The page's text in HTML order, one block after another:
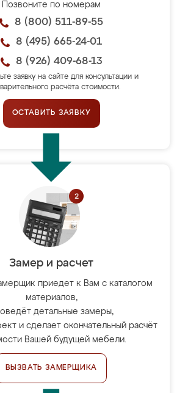
Позвоните по номерам
8 (800) 511-89-55
8 (495) 665-24-01
8 (926) 409-68-13
заявку на сайте для консультации и
расчёта стоимости.
ОСТАВИТЬ ЗАЯВКУ
Замер и расчет
приедет к Вам с каталогом
материалов,
детальные замеры,
и сделает окончательный расчёт
Вашей будущей мебели.
ВЫЗВАТЬ ЗАМЕРЩИКА